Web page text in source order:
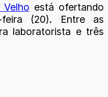
está ofertando
(20). Entre as
laboratorista e três